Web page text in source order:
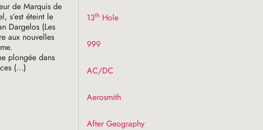
de Marquis de
s’est éteint le
Dargelos (Les
aux nouvelles
plongée dans
(…)
13th Hole
999
AC/DC
Aerosmith
After Geography